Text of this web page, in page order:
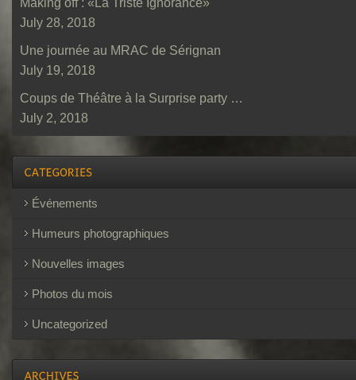
July 28, 2018
Une journée au MRAC de Sérignan
July 19, 2018
Coups de Théâtre à la Surprise party …
July 2, 2018
Événements
Humeurs photographiques
Nouvelles images
Photos du mois
Uncategorized